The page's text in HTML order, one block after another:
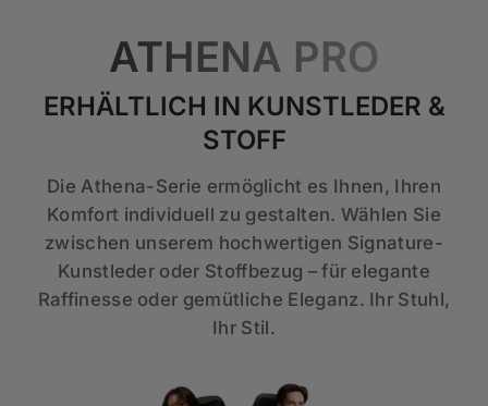
ATHENA PRO
ERHÄLTLICH IN KUNSTLEDER &
STOFF
Die Athena-Serie ermöglicht es Ihnen, Ihren
Komfort individuell zu gestalten. Wählen Sie
zwischen unserem hochwertigen Signature-
Kunstleder oder Stoffbezug – für elegante
Raffinesse oder gemütliche Eleganz. Ihr Stuhl,
Ihr Stil.